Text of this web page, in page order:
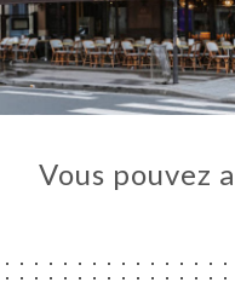
Vous pouvez